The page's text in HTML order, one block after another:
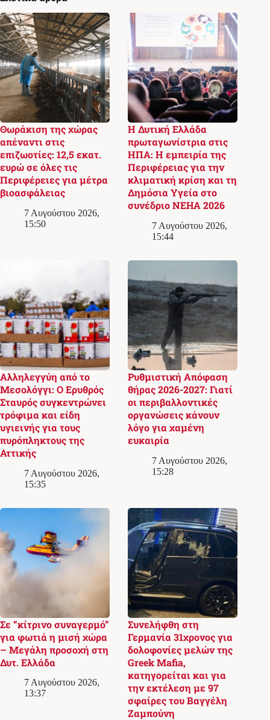
Θωράκιση της χώρας
απέναντι στις
επιζωοτίες: 12,5 εκατ.
ευρώ σε όλες τις
Περιφέρειες για μέτρα
βιοασφάλειας
7 Αυγούστου 2026,
15:50
Η Δυτική Ελλάδα
πρωταγωνίστρια στις
ΗΠΑ: Η εμπειρία της
Περιφέρειας για την
κλιματική κρίση και τη
Δημόσια Υγεία στο
συνέδριο NEHA 2026
7 Αυγούστου 2026,
15:44
Αλληλεγγύη από το
Μεσολόγγι: Ο Ερυθρός
Σταυρός συγκεντρώνει
τρόφιμα και είδη
υγιεινής για τους
πυρόπληκτους της
Αττικής
7 Αυγούστου 2026,
15:35
Ρυθμιστική Απόφαση
θήρας 2026-2027: Γιατί
οι περιβαλλοντικές
οργανώσεις κάνουν
λόγο για χαμένη
ευκαιρία
7 Αυγούστου 2026,
15:28
Σε “κίτρινο συναγερμό”
για φωτιά η μισή χώρα
– Μεγάλη προσοχή στη
Δυτ. Ελλάδα
7 Αυγούστου 2026,
13:37
Συνελήφθη στη
Γερμανία 31χρονος για
δολοφονίες μελών της
Greek Mafia,
κατηγορείται και για
την εκτέλεση με 97
σφαίρες του Βαγγέλη
Ζαμπούνη